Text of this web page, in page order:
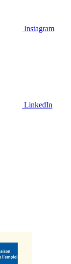
Instagram
LinkedIn